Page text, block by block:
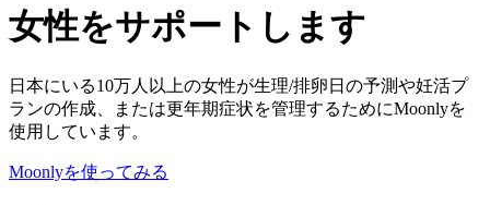
女性をサポートします
日本にいる10万人以上の女性が生理/排卵日の予測や妊活プ
ランの作成、または更年期症状を管理するためにMoonlyを
使用しています。
Moonlyを使ってみる